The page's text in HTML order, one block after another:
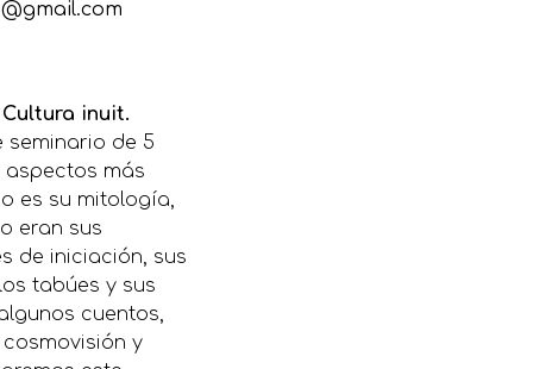
inuit.
seminario de 5
aspectos más
es su mitología,
eran sus
de iniciación, sus
tabúes y sus
cuentos,
y